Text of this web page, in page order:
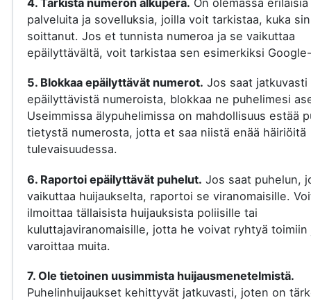
4. Tarkista numeron alkuperä. On olemassa erilaisia
palveluita ja sovelluksia, joilla voit tarkistaa, kuka
soittanut. Jos et tunnista numeroa ja se vaikuttaa
epäilyttävältä, voit tarkistaa sen esimerkiksi
5. Blokkaa epäilyttävät numerot. Jos saat jatkuvasti
epäilyttävistä numeroista, blokkaa ne puhelimesi
Useimmissa älypuhelimissa on mahdollisuus estää
tietystä numerosta, jotta et saa niistä enää häiriöitä
tulevaisuudessa.
6. Raportoi epäilyttävät puhelut. Jos saat puhelun,
vaikuttaa huijaukselta, raportoi se viranomaisille.
ilmoittaa tällaisista huijauksista poliisille tai
kuluttajaviranomaisille, jotta he voivat ryhtyä toimiin
varoittaa muita.
7. Ole tietoinen uusimmista huijausmenetelmistä.
Puhelinhuijaukset kehittyvät jatkuvasti, joten on